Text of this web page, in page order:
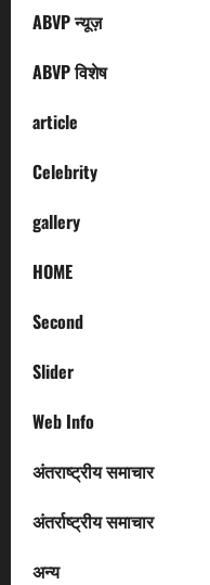
ABVP न्यूज़
ABVP विशेष
article
Celebrity
gallery
HOME
Second
Slider
Web Info
अंतराष्ट्रीय समाचार
अंतर्राष्ट्रीय समाचार
अन्य